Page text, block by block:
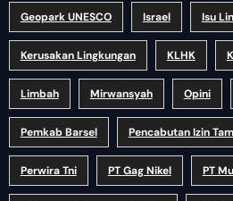
Geopark UNESCO Israel Isu
Kerusakan Lingkungan KLHK
Limbah Mirwansyah Opini
Pemkab Barsel Pencabutan Izin
Perwira Tni PT Gag Nikel PT